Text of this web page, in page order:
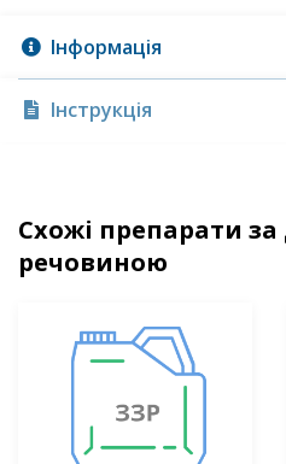
Інформація
Інструкція
Схожі препарати
речовиною